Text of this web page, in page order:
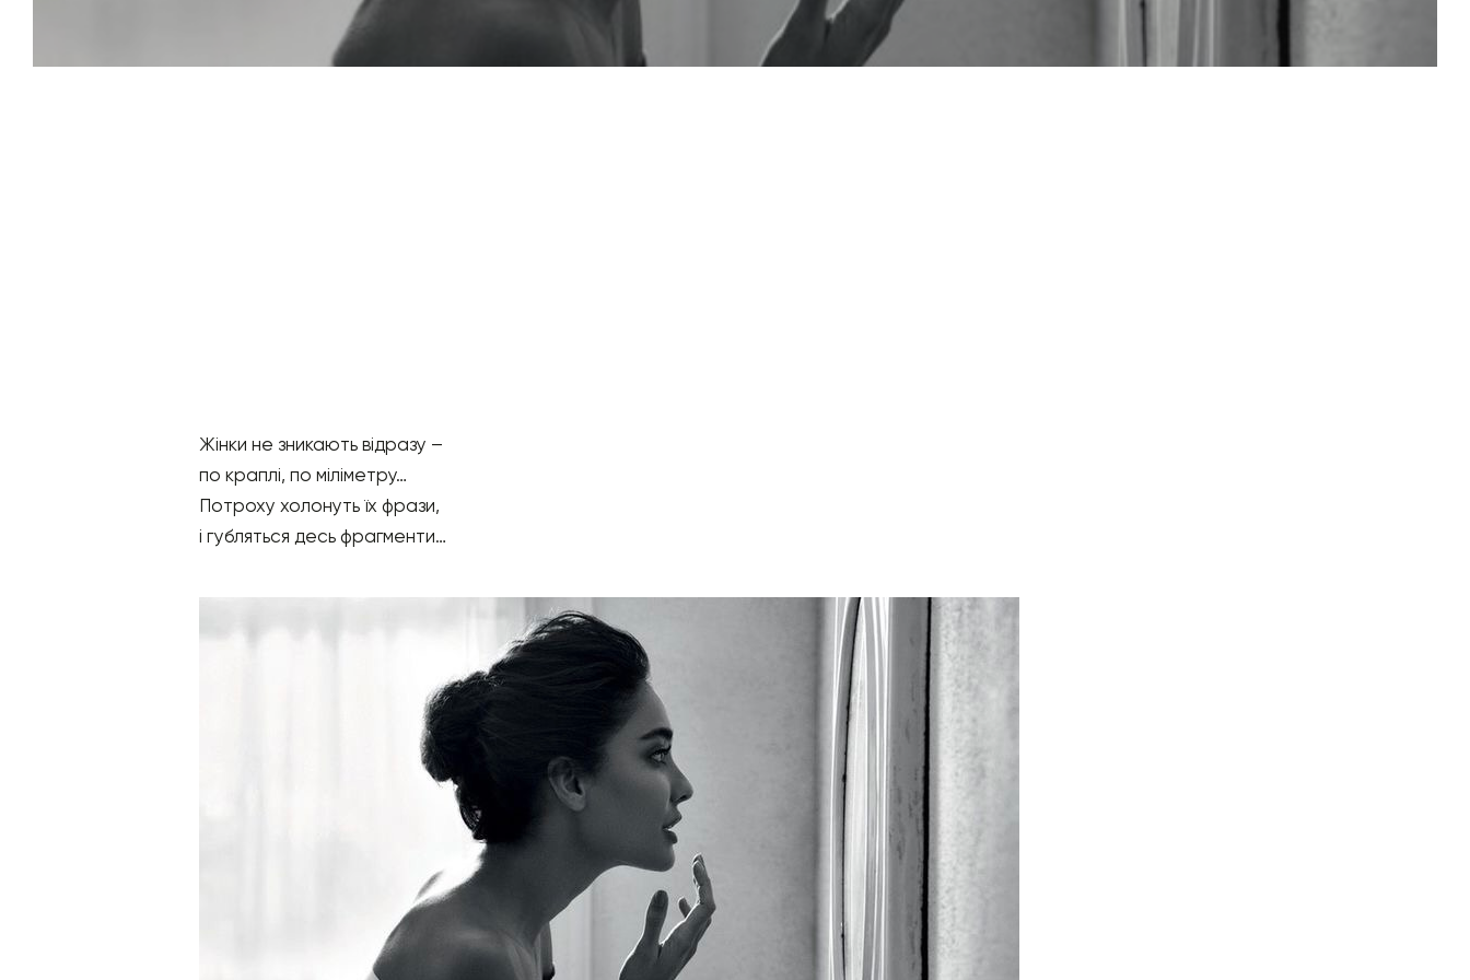
Жінки не зникають відразу –
по краплі, по міліметру…
Потроху холонуть їх фрази,
і губляться десь фрагменти…